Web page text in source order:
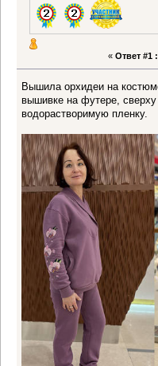
« Ответ #1 :
Вышила орхидеи на
вышивке на футере,
водорастворимую пленку.